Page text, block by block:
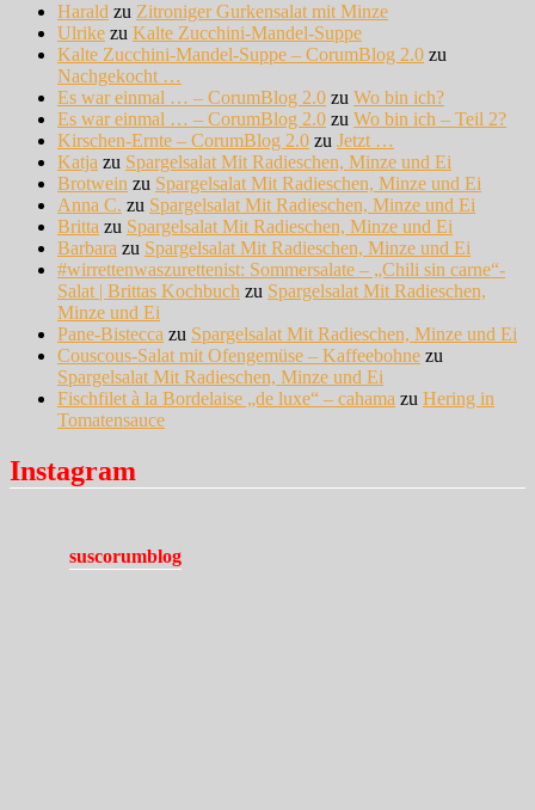
Harald zu Zitroniger Gurkensalat mit Minze
Ulrike zu Kalte Zucchini-Mandel-Suppe
Kalte Zucchini-Mandel-Suppe – CorumBlog 2.0 zu
Nachgekocht …
Es war einmal … – CorumBlog 2.0 zu Wo bin ich?
Es war einmal … – CorumBlog 2.0 zu Wo bin ich – Teil 2?
Kirschen-Ernte – CorumBlog 2.0 zu Jetzt …
Katja zu Spargelsalat Mit Radieschen, Minze und Ei
Brotwein zu Spargelsalat Mit Radieschen, Minze und Ei
Anna C. zu Spargelsalat Mit Radieschen, Minze und Ei
Britta zu Spargelsalat Mit Radieschen, Minze und Ei
Barbara zu Spargelsalat Mit Radieschen, Minze und Ei
#wirrettenwaszurettenist: Sommersalate – „Chili sin carne“-
Salat | Brittas Kochbuch zu Spargelsalat Mit Radieschen,
Minze und Ei
Pane-Bistecca zu Spargelsalat Mit Radieschen, Minze und Ei
Couscous-Salat mit Ofengemüse – Kaffeebohne zu
Spargelsalat Mit Radieschen, Minze und Ei
Fischfilet à la Bordelaise „de luxe“ – cahama zu Hering in
Tomatensauce
Instagram
suscorumblog